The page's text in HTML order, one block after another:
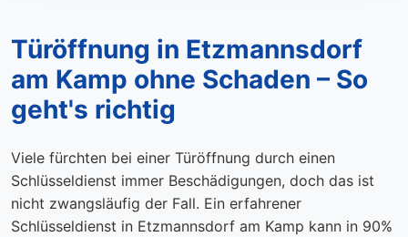
Türöffnung in Etzmannsdorf
am Kamp ohne Schaden – So
geht's richtig
Viele fürchten bei einer Türöffnung durch einen
Schlüsseldienst immer Beschädigungen, doch das ist
nicht zwangsläufig der Fall. Ein erfahrener
Schlüsseldienst in Etzmannsdorf am Kamp kann in 90%